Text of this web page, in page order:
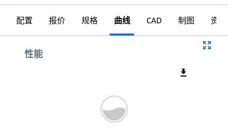
配置 报价 规格 曲线 CAD 制图 资料
性能